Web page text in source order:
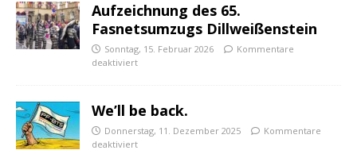
Aufzeichnung des 65.
Fasnetsumzugs Dillweißenstein
Sonntag, 15. Februar 2026
Kommentare
deaktiviert
We’ll be back.
Donnerstag, 11. Dezember 2025
Kommentare
deaktiviert